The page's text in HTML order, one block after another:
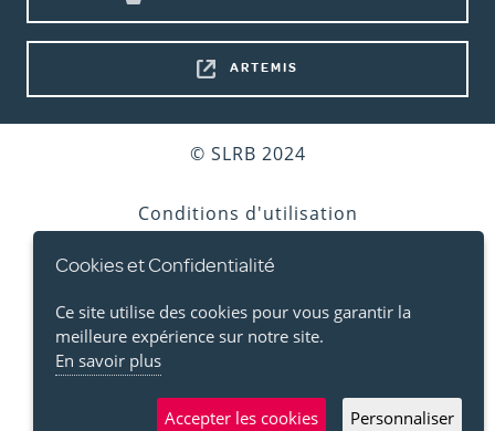
shortcuts
ARTEMIS
© SLRB 2024
Conditions d'utilisation
Vie privée
Cookies
Accessibilité
Cookies et Confidentialité
Ce site utilise des cookies pour vous garantir la
meilleure expérience sur notre site.
En savoir plus
Accepter les cookies Personnaliser